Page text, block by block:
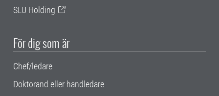
SLU Holding
För dig som är
Chef/ledare
Doktorand eller handledare